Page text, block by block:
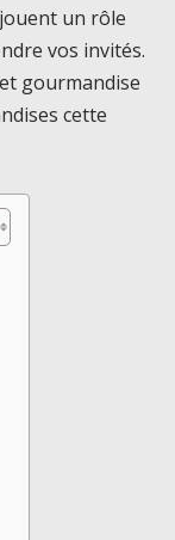
un rôle
vos invités.
gourmandise
cette